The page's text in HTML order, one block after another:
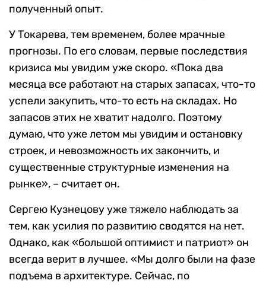
полученный опыт.
У Токарева, тем временем, более мрачные
прогнозы. По его словам, первые последствия
кризиса мы увидим уже скоро. «Пока два
месяца все работают на старых запасах, что-то
успели закупить, что-то есть на складах. Но
запасов этих не хватит надолго. Поэтому
думаю, что уже летом мы увидим и остановку
строек, и невозможность их закончить, и
существенные структурные изменения на
рынке», – считает он.
Сергею Кузнецову уже тяжело наблюдать за
тем, как усилия по развитию сводятся на нет.
Однако, как «большой оптимист и патриот» он
всегда верит в лучшее. «Мы долго были на фазе
подъема в архитектуре. Сейчас, по